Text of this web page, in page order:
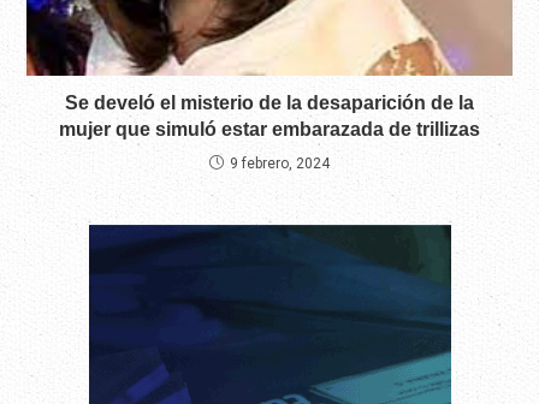
Se develó el misterio de la desaparición de la
mujer que simuló estar embarazada de trillizas
9 febrero, 2024